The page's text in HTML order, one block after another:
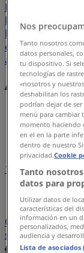
Featured
kiegészítők
barkácsolás
és szabadidő
alkatrészek
Ajánlatok
Tiendeo
Kínálatok
1
Hiper-
Teddy
Otthon, kert és
szolgáltatások
Nos
Tanto nosotros
datos personales,
tu dispositivo. Si
tecnologías de
«nosotros y
deshabilitan los
podrían dejar de ser
menú para cambiar
momento haciendo
en el en la parte
dentro de nuestro
privacidad.Cookie
Tanto
datos para
Utilizar datos de
características del
información en un
personalizados,
audiencia y
Lista de